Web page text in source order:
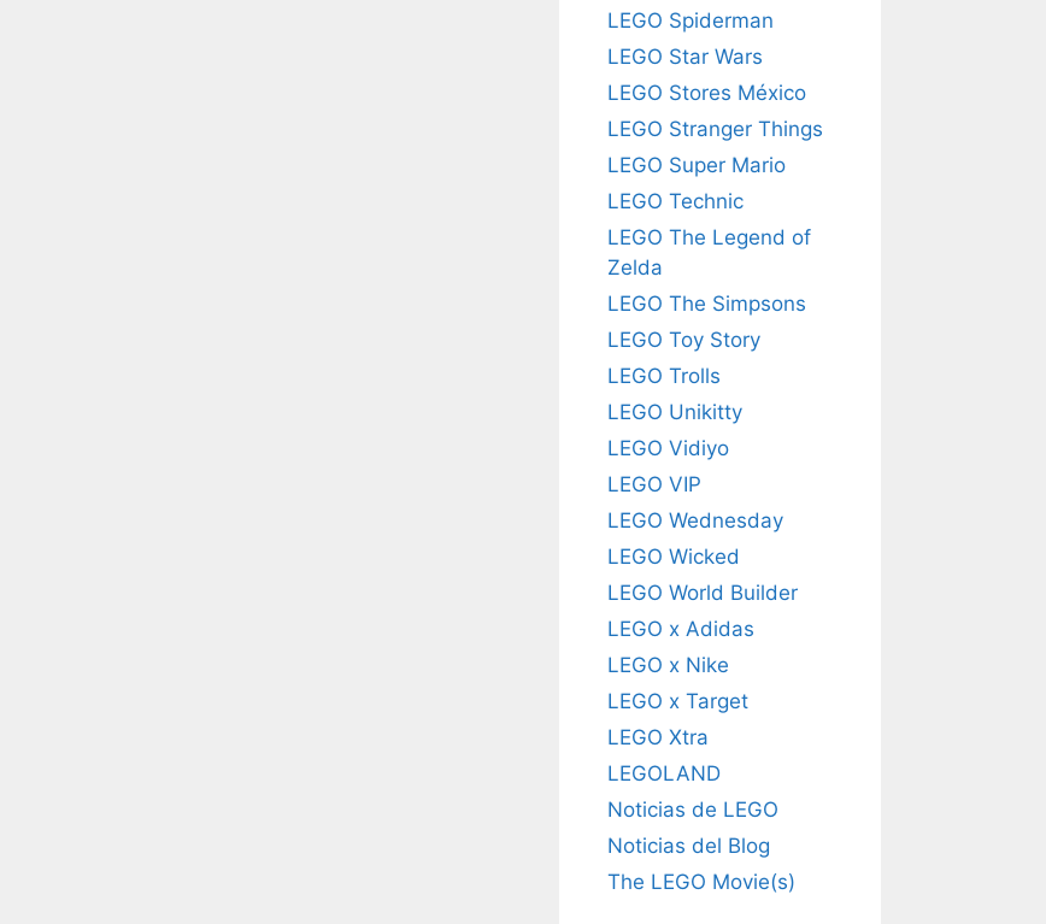
LEGO Spiderman
LEGO Star Wars
LEGO Stores México
LEGO Stranger Things
LEGO Super Mario
LEGO Technic
LEGO The Legend of
Zelda
LEGO The Simpsons
LEGO Toy Story
LEGO Trolls
LEGO Unikitty
LEGO Vidiyo
LEGO VIP
LEGO Wednesday
LEGO Wicked
LEGO World Builder
LEGO x Adidas
LEGO x Nike
LEGO x Target
LEGO Xtra
LEGOLAND
Noticias de LEGO
Noticias del Blog
The LEGO Movie(s)